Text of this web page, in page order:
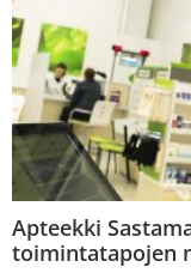
Apteekki
toimintatapojen